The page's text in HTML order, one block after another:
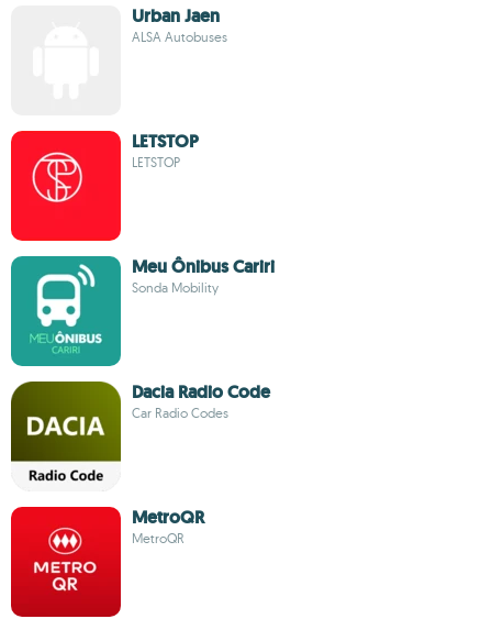
Urban Jaen
ALSA Autobuses
LETSTOP
LETSTOP
Meu Ônibus Cariri
Sonda Mobility
Dacia Radio Code
Car Radio Codes
MetroQR
MetroQR